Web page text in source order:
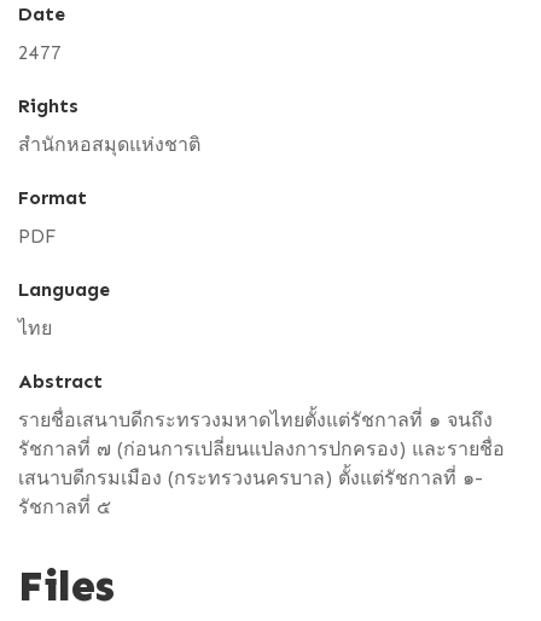
Date
2477
Rights
สำนักหอสมุดแห่งชาติ
Format
PDF
Language
ไทย
Abstract
รายชื่อเสนาบดีกระทรวงมหาดไทยตั้งแต่รัชกาลที่ ๑ จนถึง
รัชกาลที่ ๗ (ก่อนการเปลี่ยนแปลงการปกครอง) และรายชื่อ
เสนาบดีกรมเมือง (กระทรวงนครบาล) ตั้งแต่รัชกาลที่ ๑-
รัชกาลที่ ๕
Files